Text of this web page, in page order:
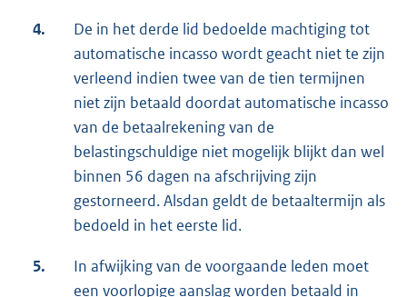
4.
De in het derde lid bedoelde machtiging tot
automatische incasso wordt geacht niet te zijn
verleend indien twee van de tien termijnen
niet zijn betaald doordat automatische incasso
van de betaalrekening van de
belastingschuldige niet mogelijk blijkt dan wel
binnen 56 dagen na afschrijving zijn
gestorneerd. Alsdan geldt de betaaltermijn als
bedoeld in het eerste lid.
5.
In afwijking van de voorgaande leden moet
een voorlopige aanslag worden betaald in